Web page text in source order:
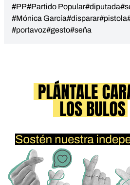
#PP#Partido Popular#diputada
#Mónica García#disparar#pistola
#portavoz#gesto#seña